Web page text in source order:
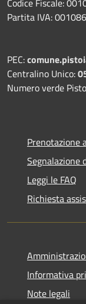
Partita IVA:
PEC:
Centralino Unico:
Numero verde
Prenotazione
Segnalazione
Leggi le FAQ
Richiesta
Informativa
Note legali